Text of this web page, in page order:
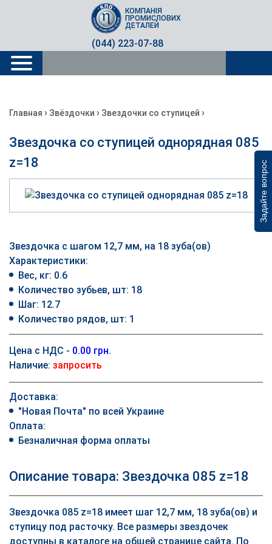
Задайте вопрос
(044) 223-07-88
КОМПАНІЯ
ПРОМИСЛОВИХ
ДЕТАЛЕЙ
Главная › Звёздочки › Звездочки со ступицей ›
Звездочка со ступицей однорядная 085
z=18
Звездочка с шагом 12,7 мм, на 18 зуба(ов)
Характеристики:
Вес, кг: 0.6
Количество зубьев, шт: 18
Шаг: 12.7
Количество рядов, шт: 1
Цена с НДС - 0.00 грн.
Наличие: запросить
Доставка:
"Новая Почта" по всей Украине
Оплата:
Безналичная форма оплаты
Описание товара: Звездочка 085 z=18
Звездочка 085 z=18 имеет шаг 12,7 мм, 18 зуба(ов) и
ступицу под расточку. Все размеры звездочек
доступны в каталоге на общей странице сайта. По